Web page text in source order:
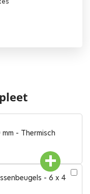
- Thermisch
- 6 x 4